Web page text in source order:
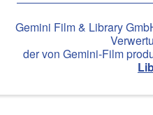
Gemini Film & Library
der von Gemini-Film